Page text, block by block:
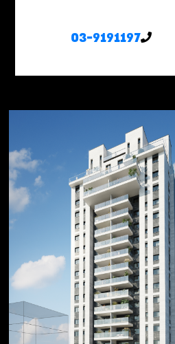
03-9191197